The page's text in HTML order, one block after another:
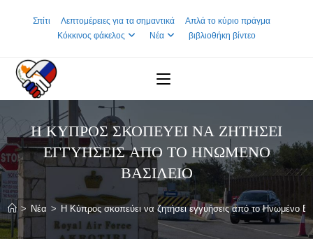
Σπίτι Λεπτομέρειες για τα σημαντικά
Απλά το κύριο πράγμα
Κόκκινος φάκελος
Νέα βιβλιοθήκη βίντεο
Η ΚΎΠΡΟΣ ΣΚΟΠΕΎΕΙ ΝΑ ΖΗΤΉΣΕΙ
ΕΓΓΥΉΣΕΙΣ ΑΠΌ ΤΟ ΗΝΩΜΈΝΟ
ΒΑΣΊΛΕΙΟ
> Νέα > Η Κύπρος σκοπεύει να ζητήσει εγγυήσεις από το Ηνωμένο